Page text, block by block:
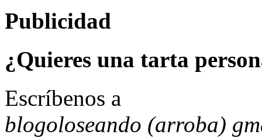
Publicidad
¿Quieres una tarta
Escríbenos a
blogoloseando (arroba)